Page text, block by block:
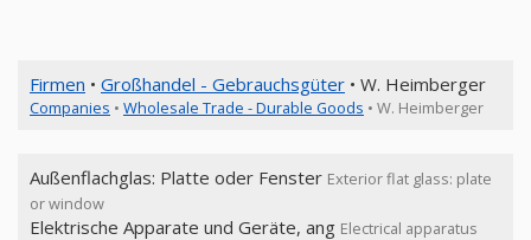
Firmen • Großhandel - Gebrauchsgüter • W. Heimberger
Companies • Wholesale Trade - Durable Goods • W. Heimberger
Außenflachglas: Platte oder Fenster Exterior flat glass: plate
or window
Elektrische Apparate und Geräte, ang Electrical apparatus